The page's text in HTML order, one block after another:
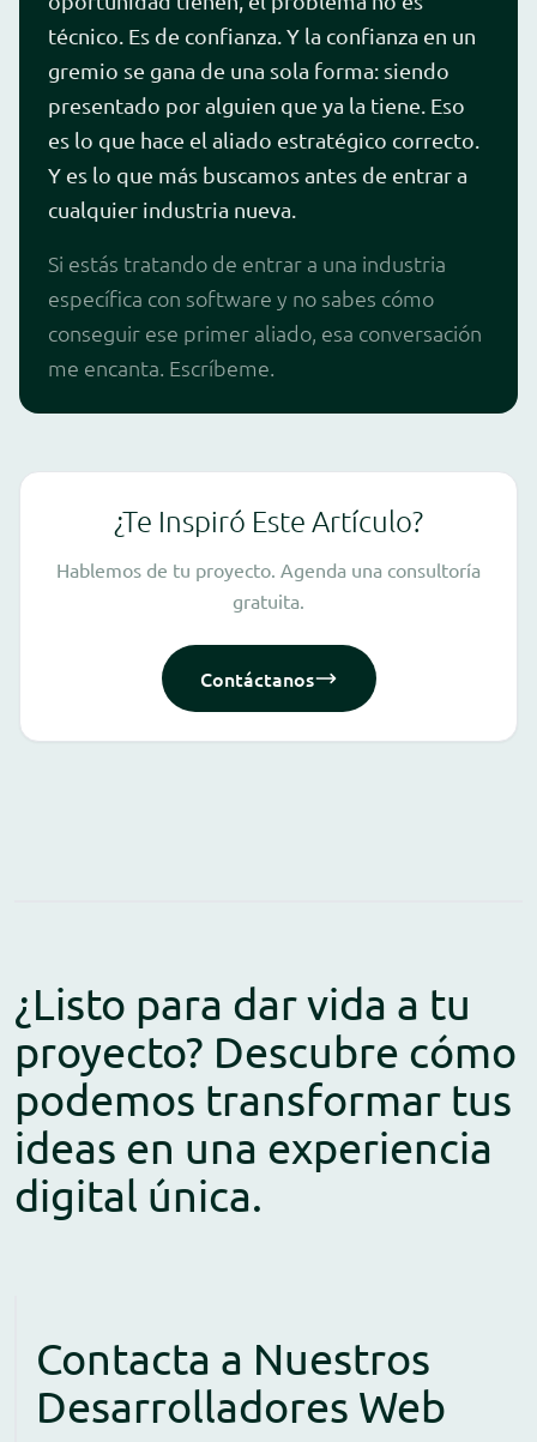
técnico. Es de confianza. Y la confianza en un
gremio se gana de una sola forma: siendo
presentado por alguien que ya la tiene. Eso
es lo que hace el aliado estratégico correcto.
Y es lo que más buscamos antes de entrar a
cualquier industria nueva.
Si estás tratando de entrar a una industria
específica con software y no sabes cómo
conseguir ese primer aliado, esa conversación
me encanta. Escríbeme.
¿Te Inspiró Este Artículo?
Hablemos de tu proyecto. Agenda una consultoría
gratuita.
Contáctanos
¿Listo para dar vida a tu
proyecto? Descubre cómo
podemos transformar tus
ideas en una experiencia
digital única.
Contacta a Nuestros
Desarrolladores Web